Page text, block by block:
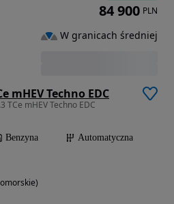
mHEV Techno EDC
TCe mHEV Techno EDC
Benzyna
Automatyczna
84 900 PLN
W granicach średniej